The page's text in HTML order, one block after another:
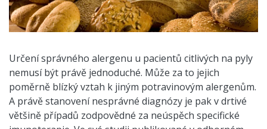
Určení správného alergenu u pacientů citlivých na pyly
nemusí být právě jednoduché. Může za to jejich
poměrně blízký vztah k jiným potravinovým alergenům.
A právě stanovení nesprávné diagnózy je pak v drtivé
většině případů zodpovědné za neúspěch specifické